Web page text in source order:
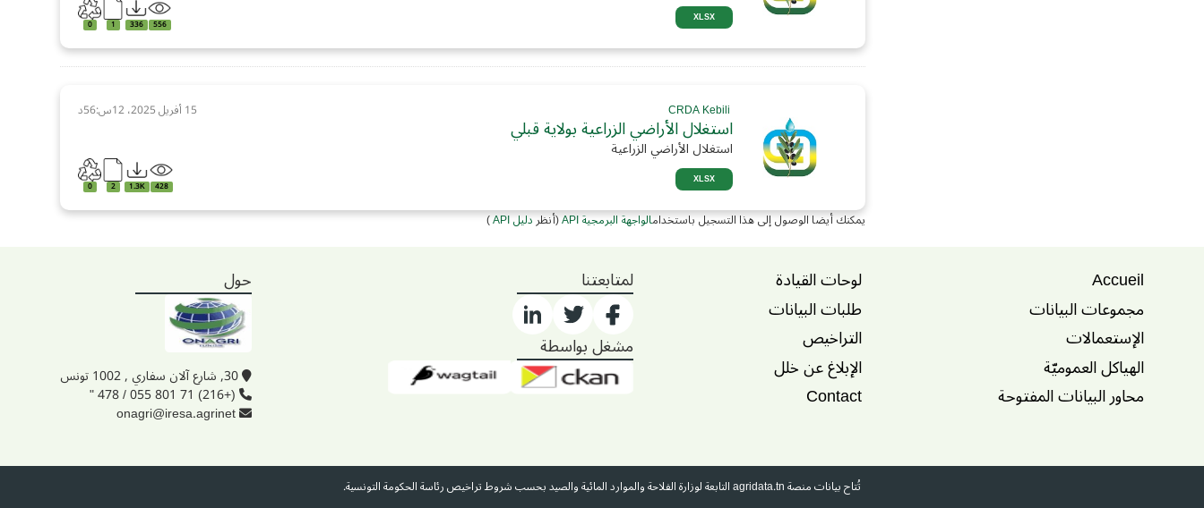
XLSX
556
336
1
0
15 أفريل 2025، 12س:56د
استغلال الأراضي الزراعية بولاية قبلي
استغلال الأراضي الزراعية
XLSX
428
1.3K
2
0
يمكنك أيضا الوصول إلى هذا التسجيل باستخدامالواجهة البرمجية API (أنظردليل API )
Accueil
مجموعات البيانات
الإستعمالات
الهياكل العموميّة
محاور البيانات المفتوحة
لوحات القيادة
طلبات البيانات
التراخيص
الإبلاغ عن خلل
Contact
لمتابعتنا
مشغل بواسطة
حول
30, شارع آلان سفاري , 1002 تونس
(+216) 71 801 055 / 478 "
onagri@iresa.agrinet
تُتاح بيانات منصةagridata.tnالتابعة لوزارة الفلاحة والموارد المائية والصيد بحسب شروط تراخيص رئاسة الحكومة التونسية.